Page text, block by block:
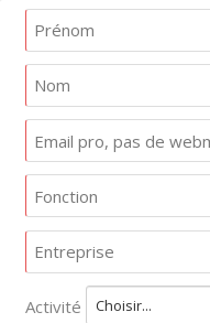
Activité Choisir...